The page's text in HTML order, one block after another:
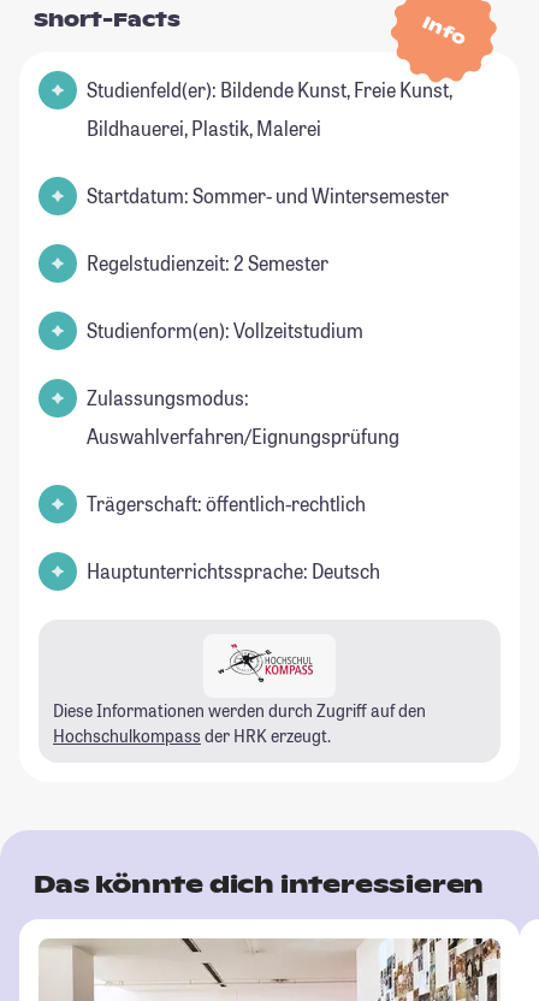
Info
Short-Facts
Studienfeld(er): Bildende Kunst, Freie Kunst,
Bildhauerei, Plastik, Malerei
Startdatum: Sommer- und Wintersemester
Regelstudienzeit: 2 Semester
Studienform(en): Vollzeitstudium
Zulassungsmodus:
Auswahlverfahren/Eignungsprüfung
Trägerschaft: öffentlich-rechtlich
Hauptunterrichtssprache: Deutsch
Diese Informationen werden durch Zugriff auf den
Hochschulkompass der HRK erzeugt.
Das könnte dich interessieren